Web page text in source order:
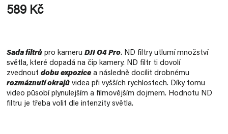
589 Kč
Sada filtrů pro kameru DJI O4 Pro. ND filtry utlumí množství
světla, které dopadá na čip kamery. ND filtr ti dovolí
zvednout dobu expozice a následně docílit drobnému
rozmáznutí okrajů videa při vyšších rychlostech. Díky tomu
video působí plynulejším a filmovějším dojmem. Hodnotu ND
filtru je třeba volit dle intenzity světla.